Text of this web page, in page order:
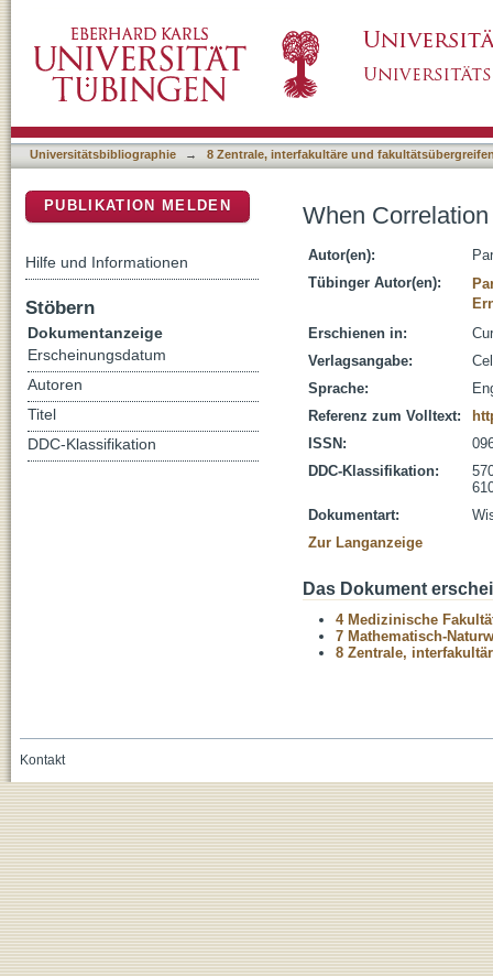
Universitätsbibliographie → 8 Zentrale, interfakultäre und
When
Autor(en):
Tübinger Autor(en):
Erschienen in:
Verlagsangabe:
Sprache:
Referenz zum Volltext:
ISSN:
DDC-Klassifikation:
Dokumentart:
Zur Langanzeige
Das Dokument
4 Medizinische
7 Mathematisch-
8 Zentrale,
PUBLIKATION MELDEN
Hilfe und Informationen
Stöbern
Dokumentanzeige
Erscheinungsdatum
Autoren
Titel
DDC-Klassifikation
Kontakt